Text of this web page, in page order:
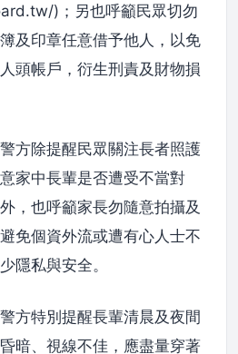
)；另也呼籲民眾切勿
及印章任意借予他人，以免
頭帳戶，衍生刑責及財物損
方除提醒民眾關注長者照護
家中長輩是否遭受不當對
，也呼籲家長勿隨意拍攝及
免個資外流或遭有心人士不
隱私與安全。
方特別提醒長輩清晨及夜間
暗、視線不佳，應盡量穿著